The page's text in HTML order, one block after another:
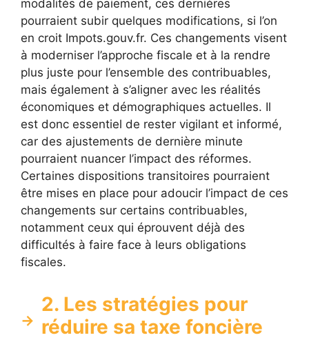
modalités de paiement, ces dernières
pourraient subir quelques modifications, si l’on
en croit Impots.gouv.fr. Ces changements visent
à moderniser l’approche fiscale et à la rendre
plus juste pour l’ensemble des contribuables,
mais également à s’aligner avec les réalités
économiques et démographiques actuelles. Il
est donc essentiel de rester vigilant et informé,
car des ajustements de dernière minute
pourraient nuancer l’impact des réformes.
Certaines dispositions transitoires pourraient
être mises en place pour adoucir l’impact de ces
changements sur certains contribuables,
notamment ceux qui éprouvent déjà des
difficultés à faire face à leurs obligations
fiscales.
2. Les stratégies pour
réduire sa taxe foncière